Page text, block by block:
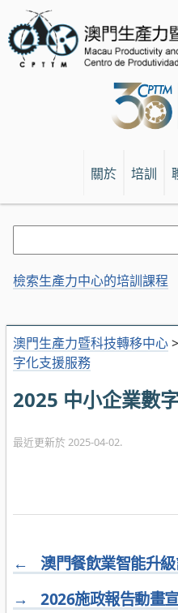
關於 培訓
澳門生產力暨科技轉移中心>
字化支援服務
2025 中小企業數
最近更新於 2025-04-02.
←
澳門餐飲業智能升
→
2026施政報告動畫
檢索生產力中心的培訓課程